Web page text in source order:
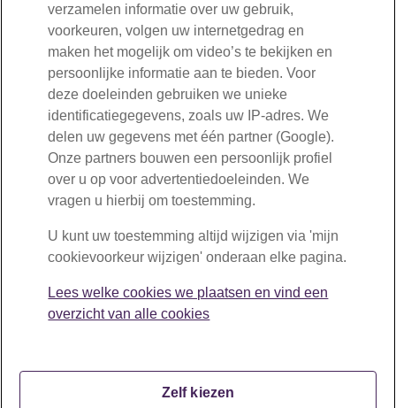
Volg ons
Openingstijden:
maandag tot en met vrijdag van 08:30 tot 17:00 uur
verzamelen informatie over uw gebruik,
voorkeuren, volgen uw internetgedrag en
maken het mogelijk om video’s te bekijken en
persoonlijke informatie aan te bieden. Voor
deze doeleinden gebruiken we unieke
identificatiegegevens, zoals uw IP-adres. We
delen uw gegevens met één partner (Google).
Onze partners bouwen een persoonlijk profiel
over u op voor advertentiedoeleinden. We
vragen u hierbij om toestemming.
U kunt uw toestemming altijd wijzigen via 'mijn
cookievoorkeur wijzigen' onderaan elke pagina.
Lees welke cookies we plaatsen en vind een
overzicht van alle cookies
Zelf kiezen